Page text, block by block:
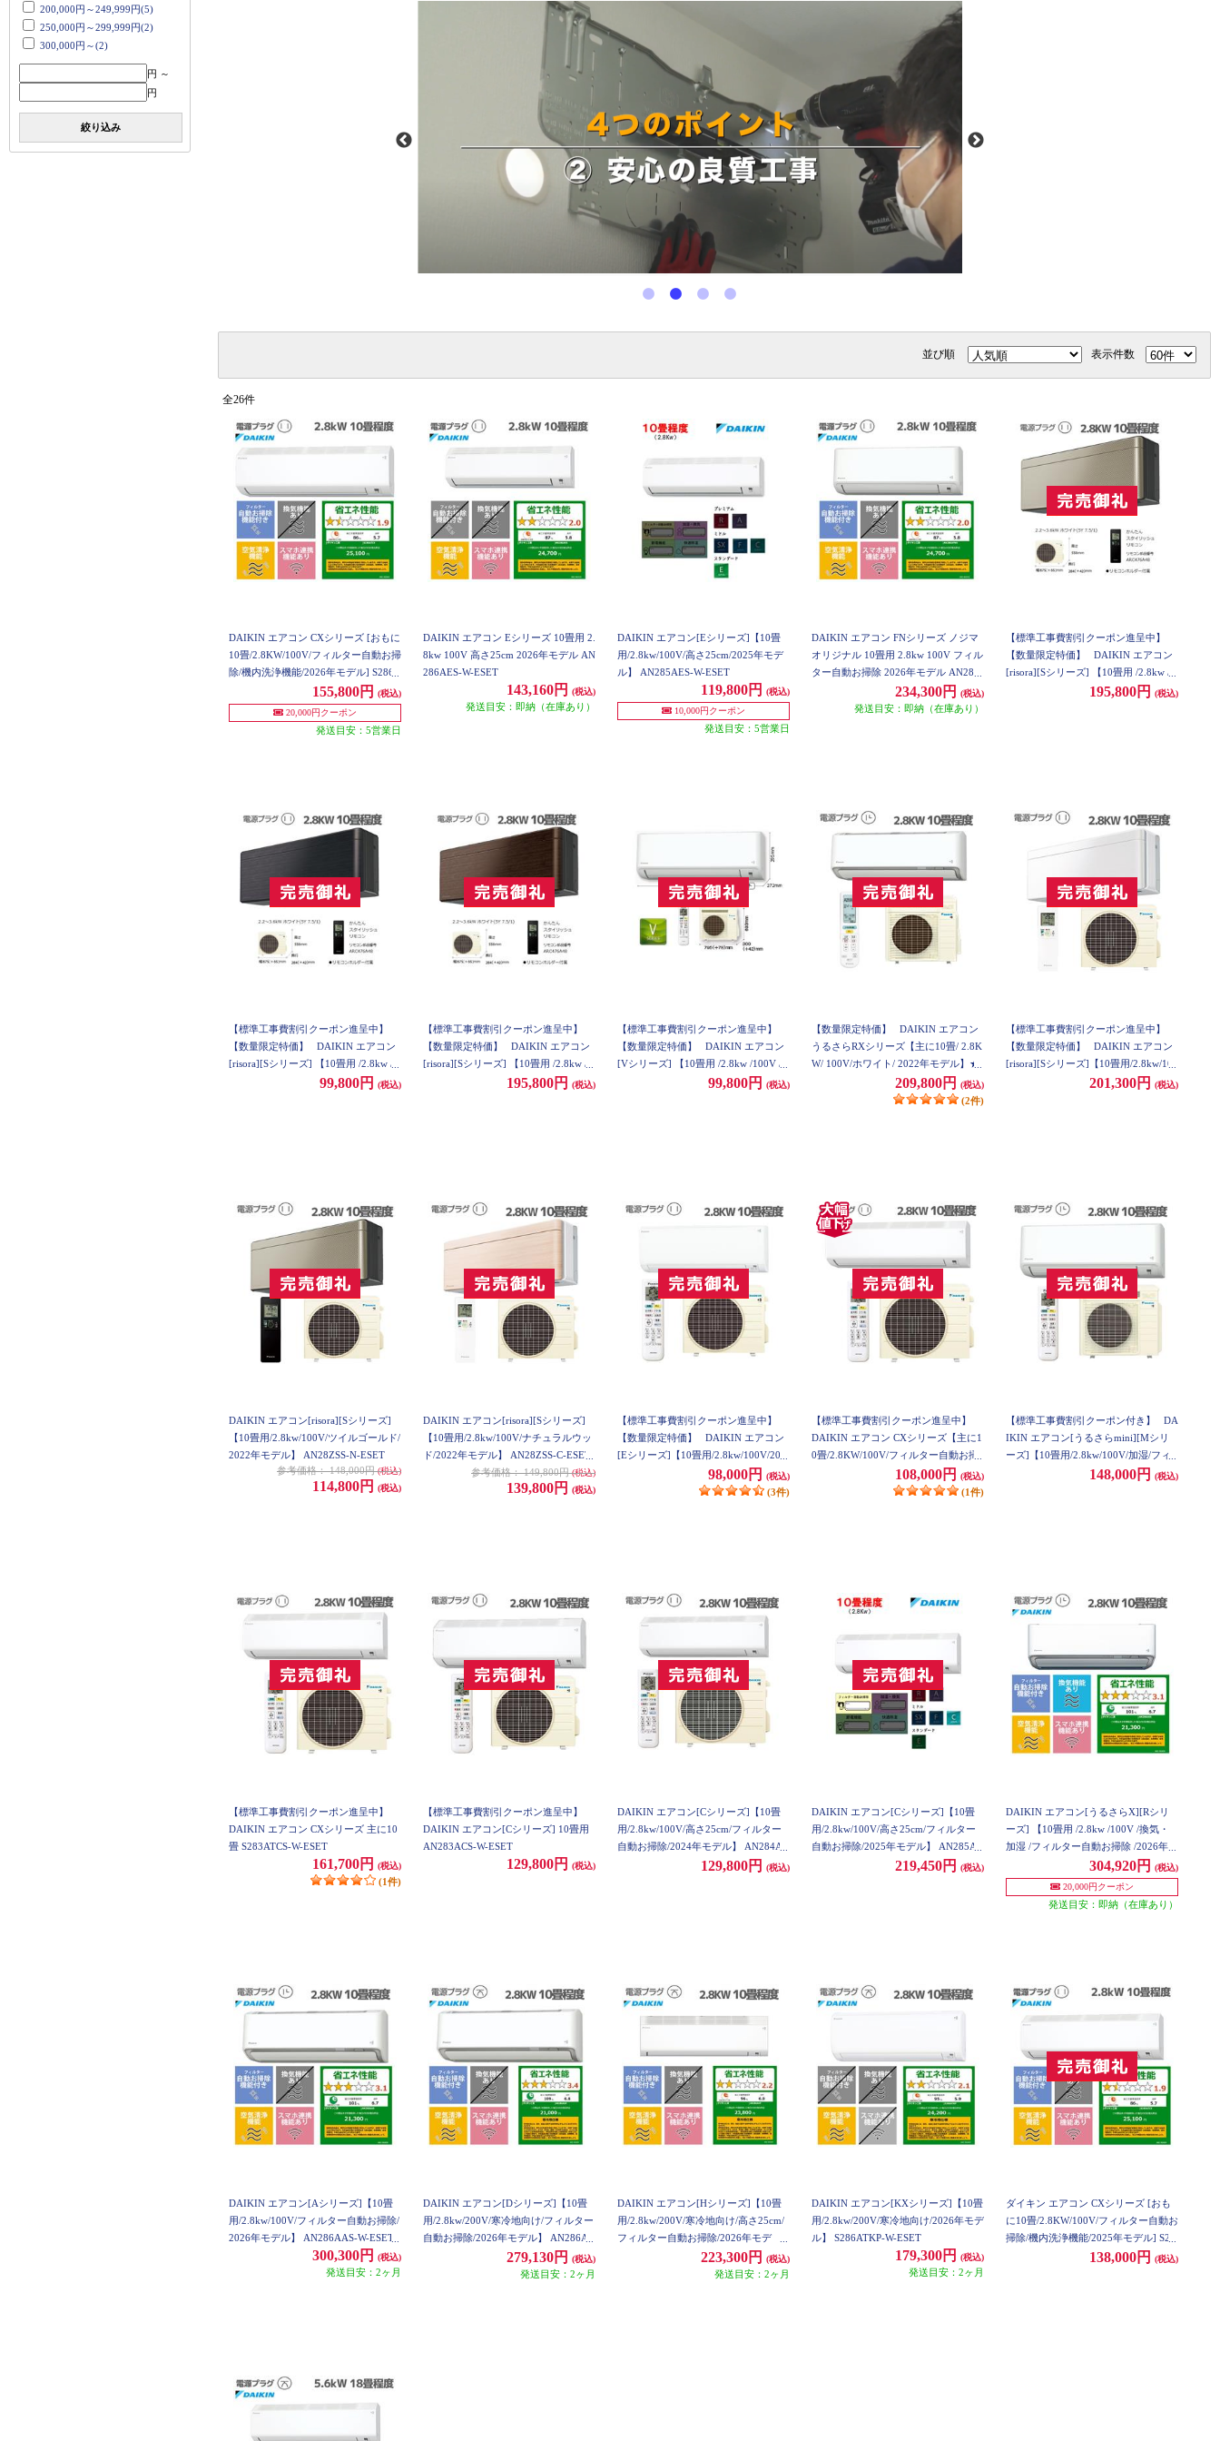
200,000円～249,999円(5)
250,000円～299,999円(2)
300,000円～(2)
円 ～
円
絞り込み
並び順 表示件数
全26件
DAIKIN エアコン CXシリーズ [おもに
10畳/2.8KW/100V/フィルター自動お掃
除/機内洗浄機能/2026年モデル] S286A
155,800円
(税込)
20,000円クーポン
発送目安：5営業日
DAIKIN エアコン Eシリーズ 10畳用 2.
8kw 100V 高さ25cm 2026年モデル AN
286AES-W-ESET
143,160円 (税込)
発送目安：即納（在庫あり）
DAIKIN エアコン[Eシリーズ]【10畳
用/2.8kw/100V/高さ25cm/2025年モデ
ル】 AN285AES-W-ESET
119,800円
(税込)
10,000円クーポン
発送目安：5営業日
DAIKIN エアコン FNシリーズ ノジマ
オリジナル 10畳用 2.8kw 100V フィル
ター自動お掃除 2026年モデル AN286
234,300円 (税込)
発送目安：即納（在庫あり）
【標準工事費割引クーポン進呈中】
【数量限定特価】
DAIKIN エアコン
[risora][Sシリーズ] 【10畳用 /2.8kw /1
00V /ツイルゴールド/2021年モデル】
195,800円 (税込)
【標準工事費割引クーポン進呈中】
【数量限定特価】
DAIKIN エアコン
[risora][Sシリーズ] 【10畳用 /2.8kw /1
00V /ブラックウッド/2021年モデル】
99,800円 (税込)
【標準工事費割引クーポン進呈中】
【数量限定特価】
DAIKIN エアコン
[risora][Sシリーズ] 【10畳用 /2.8kw /1
00V /ウォルナットブラウン/2021年モ
195,800円 (税込)
【標準工事費割引クーポン進呈中】
【数量限定特価】
DAIKIN エアコン
[Vシリーズ] 【10畳用 /2.8kw /100V /2
021年モデル】 AN28YVS-ESET
99,800円 (税込)
【数量限定特価】
DAIKIN エアコン
うるさらRXシリーズ【主に10畳/ 2.8K
W/ 100V/ホワイト/ 2022年モデル】★
大型配送対象商品 S28ZTRXS-W-ESET
209,800円 (税込)
(2件)
【標準工事費割引クーポン進呈中】
【数量限定特価】
DAIKIN エアコン
[risora][Sシリーズ]【10畳用/2.8kw/100
V/ファブリックホワイト/2022年モデ
201,300円 (税込)
DAIKIN エアコン[risora][Sシリーズ]
【10畳用/2.8kw/100V/ツイルゴールド/
2022年モデル】 AN28ZSS-N-ESET
参考価格： 148,000円(税込)
114,800円 (税込)
DAIKIN エアコン[risora][Sシリーズ]
【10畳用/2.8kw/100V/ナチュラルウッ
ド/2022年モデル】 AN28ZSS-C-ESET
参考価格： 149,800円(税込)
139,800円 (税込)
【標準工事費割引クーポン進呈中】
【数量限定特価】
DAIKIN エアコン
[Eシリーズ]【10畳用/2.8kw/100V/202
2年モデル】 AN28ZES-W-ESET
98,000円 (税込)
(3件)
【標準工事費割引クーポン進呈中】
DAIKIN エアコン CXシリーズ【主に1
0畳/2.8KW/100V/フィルター自動お掃
除／抗ウイルスフィルター（3年間交
換不要)/高温防止モード搭載/2022年モ
108,000円 (税込)
(1件)
【標準工事費割引クーポン付き】
DA
IKIN エアコン[うるさらmini][Mシリ
ーズ]【10畳用/2.8kw/100V/加湿/フィ
ルター自動お掃除/2023年モデル】 AN
148,000円 (税込)
【標準工事費割引クーポン進呈中】
DAIKIN エアコン CXシリーズ 主に10
畳 S283ATCS-W-ESET
161,700円 (税込)
(1件)
【標準工事費割引クーポン進呈中】
DAIKIN エアコン[Cシリーズ] 10畳用
AN283ACS-W-ESET
129,800円 (税込)
DAIKIN エアコン[Cシリーズ]【10畳
用/2.8kw/100V/高さ25cm/フィルター
自動お掃除/2024年モデル】 AN284AC
129,800円 (税込)
DAIKIN エアコン[Cシリーズ]【10畳
用/2.8kw/100V/高さ25cm/フィルター
自動お掃除/2025年モデル】 AN285AC
219,450円 (税込)
DAIKIN エアコン[うるさらX][Rシリ
ーズ] 【10畳用 /2.8kw /100V /換気・
加湿 /フィルター自動お掃除 /2026年モ
デル】 AN286ARS-W-ESET
304,920円
(税込)
20,000円クーポン
発送目安：即納（在庫あり）
DAIKIN エアコン[Aシリーズ]【10畳
用/2.8kw/100V/フィルター自動お掃除/
2026年モデル】 AN286AAS-W-ESET
300,300円 (税込)
発送目安：2ヶ月
DAIKIN エアコン[Dシリーズ]【10畳
用/2.8kw/200V/寒冷地向け/フィルター
自動お掃除/2026年モデル】 AN286AD
279,130円 (税込)
発送目安：2ヶ月
DAIKIN エアコン[Hシリーズ]【10畳
用/2.8kw/200V/寒冷地向け/高さ25cm/
フィルター自動お掃除/2026年モデ
ル】 AN286AHP-W-ESET223,300円 (税込)
発送目安：2ヶ月
DAIKIN エアコン[KXシリーズ]【10畳
用/2.8kw/200V/寒冷地向け/2026年モデ
ル】 S286ATKP-W-ESET
179,300円 (税込)
発送目安：2ヶ月
ダイキン エアコン CXシリーズ [おも
に10畳/2.8KW/100V/フィルター自動お
掃除/機内洗浄機能/2025年モデル] S28
138,000円 (税込)